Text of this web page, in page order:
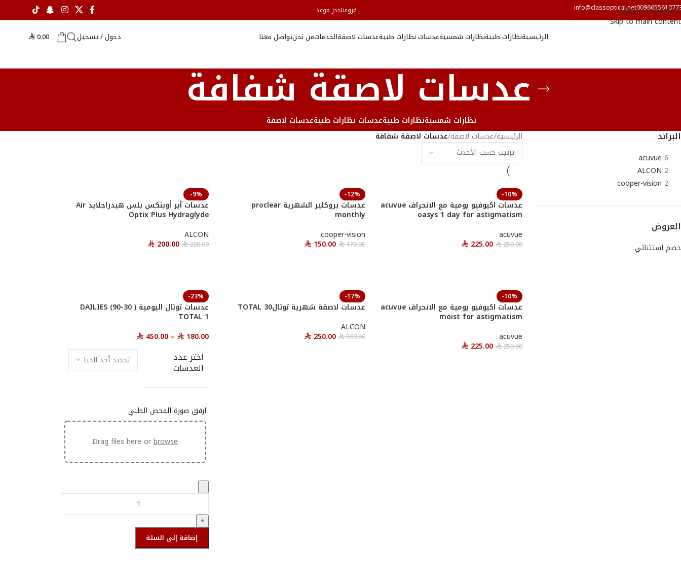
Skip to navigation
Skip to main content
info@classoptical.net فروعناحجز موعد
الرئيسيةنظارات طبيةنظارات شمسيةعدسات نظارات طبيةعدسات لاصقةالخدماتمن نحنتواصل معنا دخول / تسجيل ⃁ 0.00
عدسات لاصقة شفافة
نظارات شمسيةنظارات طبيةعدسات نظارات طبيةعدسات لاصقة
البراند
acuvue 6
ALCON 2
cooper-vision 2
العروض
خصم استثنائي
الرئيسية/عدسات لاصقة/عدسات لاصقة شفافة
-10%
عدسات اكيوفيو يومية مع الانحراف acuvue
oasys 1 day for astigmatism
acuvue
⃁250.00
⃁ 225.00
-12%
عدسات بروكلير الشهرية proclear
monthly
cooper-vision
⃁170.00
⃁ 150.00
-9%
عدسات آير أوبتكس بلس هيدراجلايد Air
Optix Plus Hydraglyde
ALCON
⃁220.00
⃁200.00
-10%
عدسات اكيوفيو يومية مع الانحراف acuvue
moist for astigmatism
acuvue
⃁250.00
⃁ 225.00
-17%
عدسات لاصقة شهرية توتال30 TOTAL
ALCON
⃁300.00
⃁ 250.00
-23%
عدسات توتال اليومية ( 30-90) DAILIES
TOTAL 1
⃁180.00
–
⃁450.00
اختر عدد
العدسات
ارفق صورة الفحص الطبي
Drag files here orbrowse
-
+
إضافة إلى السلة